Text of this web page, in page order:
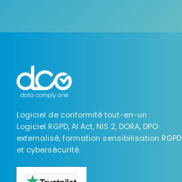
Logiciel de conformité tout-en-un :
Logiciel RGPD, AI Act, NIS 2, DORA, DPO
externalisé, formation sensibilisation RGPD
et cybersécurité.